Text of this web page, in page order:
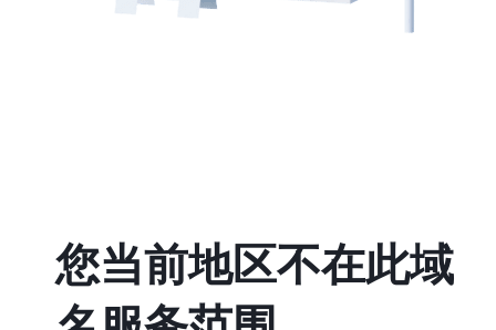
您当前地区不在此域